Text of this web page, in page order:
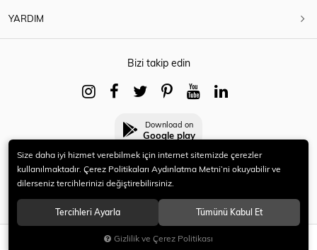
SEPETE EKLE
YARDIM
Bizi takip edin
Download on
Google play
© 2021 HERYENİ. Tüm hakları saklıdır.
Size daha iyi hizmet verebilmek için internet sitemizde çerezler
kullanılmaktadır. Çerez Politikaları Aydınlatma Metni’ni okuyabilir ve
dilerseniz tercihlerinizi değiştirebilirsiniz.
Tercihleri Ayarla Tümünü Kabul Et
Gizlilik ve Çerez Politikası